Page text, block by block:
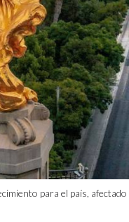
para el país,